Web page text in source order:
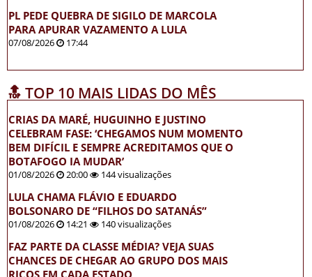
PL PEDE QUEBRA DE SIGILO DE MARCOLA
PARA APURAR VAZAMENTO A LULA
07/08/2026 17:44
🔝 TOP 10 MAIS LIDAS DO MÊS
CRIAS DA MARÉ, HUGUINHO E JUSTINO
CELEBRAM FASE: ‘CHEGAMOS NUM MOMENTO
BEM DIFÍCIL E SEMPRE ACREDITAMOS QUE O
BOTAFOGO IA MUDAR’
01/08/2026 20:00 144 visualizações
LULA CHAMA FLÁVIO E EDUARDO
BOLSONARO DE “FILHOS DO SATANÁS”
01/08/2026 14:21 140 visualizações
FAZ PARTE DA CLASSE MÉDIA? VEJA SUAS
CHANCES DE CHEGAR AO GRUPO DOS MAIS
RICOS EM CADA ESTADO